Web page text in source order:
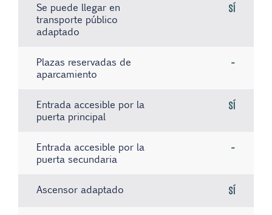
Se puede llegar en
transporte público
adaptado
Sí
Plazas reservadas de
aparcamiento
-
Entrada accesible por la
puerta principal
Sí
Entrada accesible por la
puerta secundaria
-
Ascensor adaptado Sí